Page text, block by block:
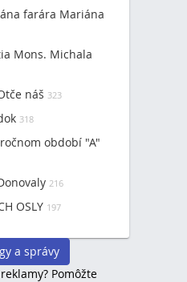
farára Mariána
Mons. Michala
náš 323
318
období "A"
216
OSLY 197
a správy
Pomôžte